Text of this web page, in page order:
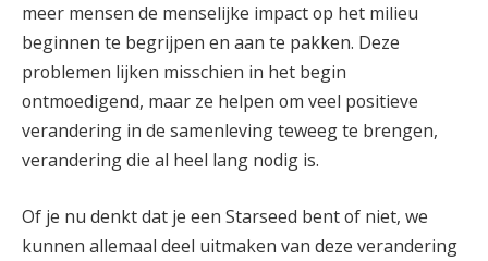
meer mensen de menselijke impact op het milieu
beginnen te begrijpen en aan te pakken. Deze
problemen lijken misschien in het begin
ontmoedigend, maar ze helpen om veel positieve
verandering in de samenleving teweeg te brengen,
verandering die al heel lang nodig is.
Of je nu denkt dat je een Starseed bent of niet, we
kunnen allemaal deel uitmaken van deze verandering